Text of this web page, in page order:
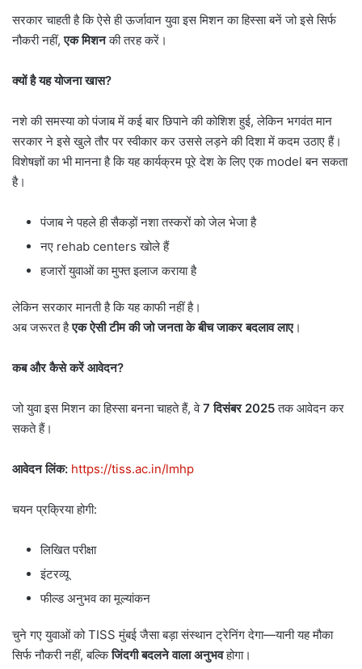
सरकार चाहती है कि ऐसे ही ऊर्जावान युवा इस मिशन का हिस्सा बनें जो इसे सिर्फ
नौकरी नहीं,एक मिशनकी तरह करें।
क्यों है यह योजना खास?
नशे की समस्या को पंजाब में कई बार छिपाने की कोशिश हुई, लेकिन भगवंत मान
सरकार ने इसे खुले तौर पर स्वीकार कर उससे लड़ने की दिशा में कदम उठाए हैं।
विशेषज्ञों का भी मानना है कि यह कार्यक्रम पूरे देश के लिए एक model बन सकता
है।
पंजाब ने पहले ही सैकड़ों नशा तस्करों को जेल भेजा है
नए rehab centers खोले हैं
हजारों युवाओं का मुफ्त इलाज कराया है
लेकिन सरकार मानती है कि यह काफी नहीं है।
अब जरूरत हैएक ऐसी टीम की जो जनता के बीच जाकर बदलाव लाए।
कब और कैसे करें आवेदन?
जो युवा इस मिशन का हिस्सा बनना चाहते हैं, वे7दिसंबर 2025तक आवेदन कर
सकते हैं।
आवेदन लिंक: https://tiss.ac.in/lmhp
चयन प्रक्रिया होगी:
लिखित परीक्षा
इंटरव्यू
फील्ड अनुभव का मूल्यांकन
चुने गए युवाओं को TISS मुंबई जैसा बड़ा संस्थान ट्रेनिंग देगा—यानी यह मौका
सिर्फ नौकरी नहीं, बल्किजिंदगी बदलने वाला अनुभवहोगा।